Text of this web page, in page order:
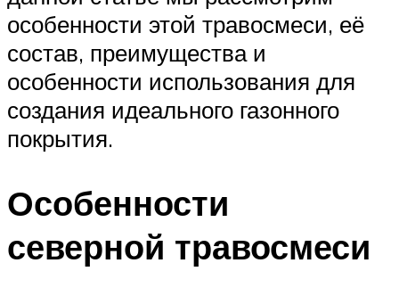
особенности этой травосмеси, её
состав, преимущества и
особенности использования для
создания идеального газонного
покрытия.
Особенности
северной травосмеси